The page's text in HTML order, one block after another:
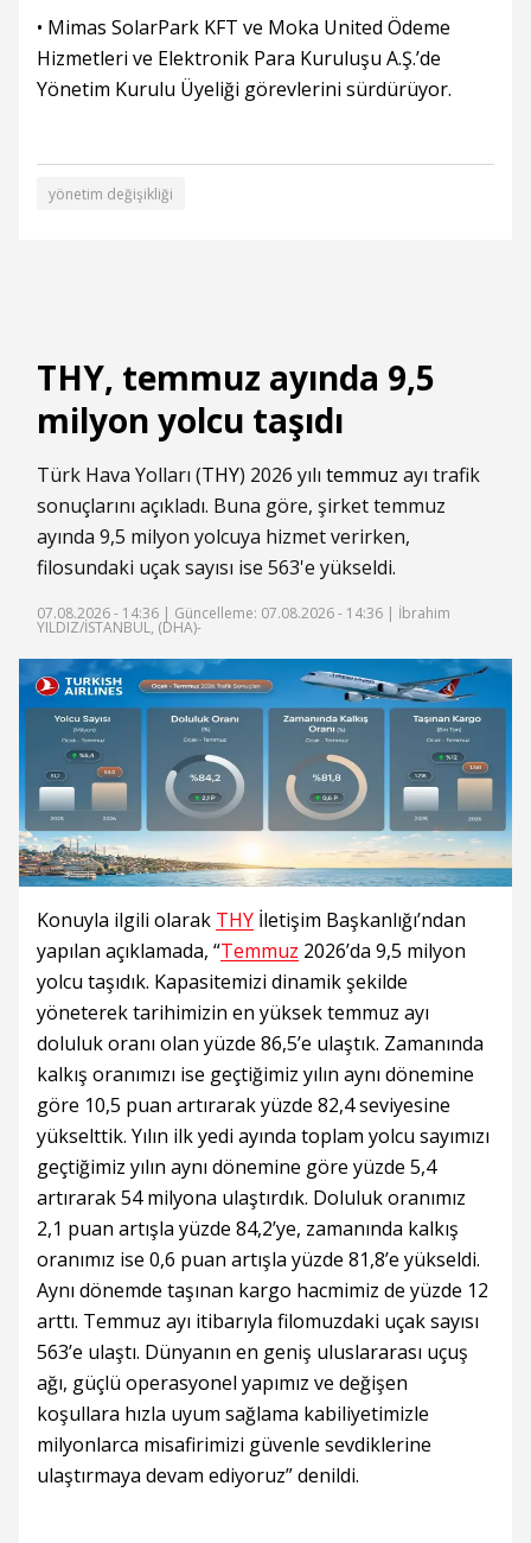
• Mimas SolarPark KFT ve Moka United Ödeme
Hizmetleri ve Elektronik Para Kuruluşu A.Ş.’de
Yönetim Kurulu Üyeliği görevlerini sürdürüyor.
yönetim değişikliği
THY, temmuz ayında 9,5
milyon yolcu taşıdı
Türk Hava Yolları (THY) 2026 yılı temmuz ayı trafik
sonuçlarını açıkladı. Buna göre, şirket temmuz
ayında 9,5 milyon yolcuya hizmet verirken,
filosundaki uçak sayısı ise 563'e yükseldi.
07.08.2026 - 14:36 | Güncelleme: 07.08.2026 - 14:36 | İbrahim
YILDIZ/İSTANBUL, (DHA)-
Konuyla ilgili olarak THY İletişim Başkanlığı’ndan
yapılan açıklamada, “Temmuz 2026’da 9,5 milyon
yolcu taşıdık. Kapasitemizi dinamik şekilde
yöneterek tarihimizin en yüksek temmuz ayı
doluluk oranı olan yüzde 86,5’e ulaştık. Zamanında
kalkış oranımızı ise geçtiğimiz yılın aynı dönemine
göre 10,5 puan artırarak yüzde 82,4 seviyesine
yükselttik. Yılın ilk yedi ayında toplam yolcu sayımızı
geçtiğimiz yılın aynı dönemine göre yüzde 5,4
artırarak 54 milyona ulaştırdık. Doluluk oranımız
2,1 puan artışla yüzde 84,2’ye, zamanında kalkış
oranımız ise 0,6 puan artışla yüzde 81,8’e yükseldi.
Aynı dönemde taşınan kargo hacmimiz de yüzde 12
arttı. Temmuz ayı itibarıyla filomuzdaki uçak sayısı
563’e ulaştı. Dünyanın en geniş uluslararası uçuş
ağı, güçlü operasyonel yapımız ve değişen
koşullara hızla uyum sağlama kabiliyetimizle
milyonlarca misafirimizi güvenle sevdiklerine
ulaştırmaya devam ediyoruz” denildi.